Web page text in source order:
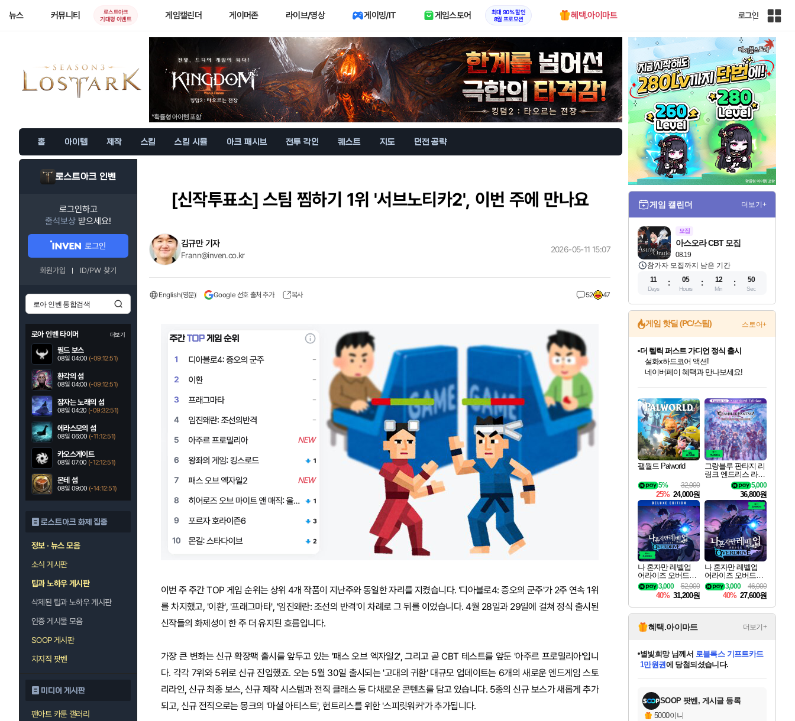
뉴스 커뮤니티
로스트아크
기대평 이벤트
게임캘린더 게이머존 라이브/영상 게이밍/IT 게임스토어
최대 90% 할인
8월 프로모션
혜택.아이마트 로그인
인
전
체
사
이
홈 아이템 제작 스킬 스킬 시뮬 아크 패시브 전투 각인 퀘스트 지도 던전 공략
로스트아크 인벤
로그인하고
출석보상 받으세요!
로그인
회원가입 ID/PW 찾기
로아 인벤 타이머 더보기
필드 보스
08일 04:00 (-09:12:49)
환각의 섬
08일 04:00 (-09:12:49)
잠자는 노래의 섬
08일 04:20 (-09:32:49)
에라스모의 섬
08일 06:00 (-11:12:49)
카오스게이트
08일 07:00 (-12:12:49)
몬테 섬
08일 09:00 (-14:12:49)
로스트아크 화제 집중
정보 · 뉴스 모음
소식 게시판
팁과 노하우 게시판
삭제된 팁과 노하우 게시판
인증 게시물 모음
SOOP 게시판
치지직 팟벤
미디어 게시판
팬아트 카툰 갤러리
[신작투표소] 스팀 찜하기 1위 '서브노티카2', 이번 주에 만나요
김규만 기자
Frann@inven.co.kr
English(영문) Google 선호 출처 추가 복사 52 47
2026-05-11 15:07
이번 주 주간 TOP 게임 순위는 상위 4개 작품이 지난주와 동일한 자리를 지켰습니다. '디아블로4: 증오의 군주'가 2주 연속 1위
를 차지했고, '이환', '프래그마타', '임진왜란: 조선의 반격'이 차례로 그 뒤를 이었습니다. 4월 28일과 29일에 걸쳐 정식 출시된
신작들의 화제성이 한 주 더 유지된 흐름입니다.
가장 큰 변화는 신규 확장팩 출시를 앞두고 있는 '패스 오브 엑자일2', 그리고 곧 CBT 테스트를 앞둔 '아주르 프로밀리아'입니
다. 각각 7위와 5위로 신규 진입했죠. 오는 5월 30일 출시되는 '고대의 귀환' 대규모 업데이트는 6개의 새로운 엔드게임 스토
리라인, 신규 최종 보스, 신규 제작 시스템과 전직 클래스 등 다채로운 콘텐츠를 담고 있습니다. 5종의 신규 보스가 새롭게 추가
되고, 신규 전직으로는 몽크의 '마셜 아티스트', 헌트리스를 위한 '스피릿워커'가 추가됩니다.
게임 캘린더 더보기+
모집
08.19
아스오라 CBT 모집
참가자 모집까지 남은 기간
11
Days
05
Hours
12
Min
49
Sec
게임 핫딜 (PC/스팀) 스토어+
최대 90% 할인가를 만나보세요!
네이버혜택과 함께 만나보세요!
50%할인&추가 적립까지!
네이버 포인트 혜택까지!
이니&베니 혜택까지!
네이버 혜택가와 함께 예약하세요!
할인&네이버혜택으로 만나보세요!
네이버페이 혜택과 만나보세요!
베데스다 40주년 기념 할인 중!
베데스다의 명작들을
40주년 프로모션으로 만나보세요!
할인가에 만나보세요!
일부 에디션 상시 할인!
혜택으로 예약 판매 중
편안하게 충전하세요
팰월드 Palworld
32,000
5%
25% 24,000원
그랑블루 판타지 리
링크 엔드리스 라그
나로크 업그레이드
킷 Granblue Fantasy
Relink Endless Ragn
arok Upgrade Kit DL
C
5,000
36,800원
나 혼자만 레벨업
어라이즈 오버드라
이브 디럭스 에디션
Solo Leveling Arise
Overdrive Deluxe Edi
tion
52,000
3,000
40% 31,200원
나 혼자만 레벨업
어라이즈 오버드라
이브 Solo Leveling A
rise
46,000
3,000
40% 27,600원
혜택.아이마트 더보기+
교환.
당첨되셨습니다.
당첨되셨습니다.
당첨되셨습니다.
별빛희망님께서 로블록스 기프트카드
1만원권에 당첨되셨습니다.
당첨되셨습니다.
당첨되셨습니다.
당첨되셨습니다.
당첨되셨습니다.
에디션 (스팀코드) 를 교환.
당첨되셨습니다.
SOOP 팟벤, 게시글 등록
5000이니